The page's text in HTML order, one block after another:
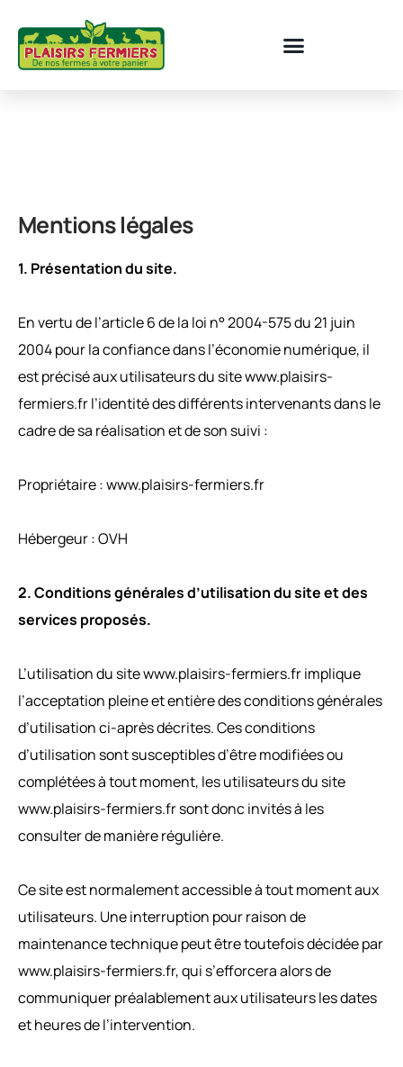
Mentions légales
1. Présentation du site.
En vertu de l’article 6 de la loi n° 2004-575 du 21 juin
2004 pour la confiance dans l’économie numérique, il
est précisé aux utilisateurs du site www.plaisirs-
fermiers.fr l’identité des différents intervenants dans le
cadre de sa réalisation et de son suivi :
Propriétaire : www.plaisirs-fermiers.fr
Hébergeur : OVH
2. Conditions générales d’utilisation du site et des
services proposés.
L’utilisation du site www.plaisirs-fermiers.fr implique
l’acceptation pleine et entière des conditions générales
d’utilisation ci-après décrites. Ces conditions
d’utilisation sont susceptibles d’être modifiées ou
complétées à tout moment, les utilisateurs du site
www.plaisirs-fermiers.fr sont donc invités à les
consulter de manière régulière.
Ce site est normalement accessible à tout moment aux
utilisateurs. Une interruption pour raison de
maintenance technique peut être toutefois décidée par
www.plaisirs-fermiers.fr, qui s’efforcera alors de
communiquer préalablement aux utilisateurs les dates
et heures de l’intervention.